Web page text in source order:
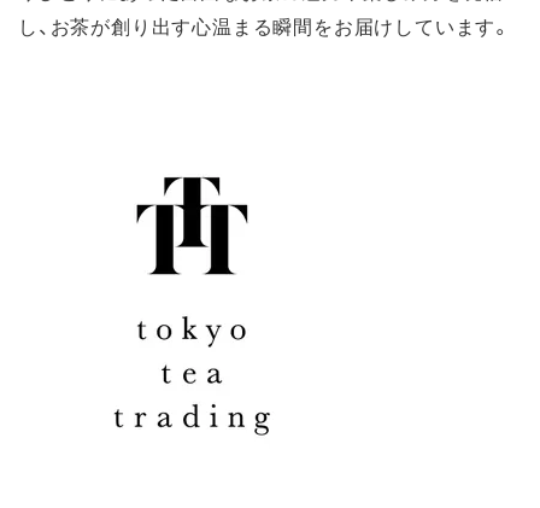
し、お茶が創り出す心温まる瞬間をお届けしています。